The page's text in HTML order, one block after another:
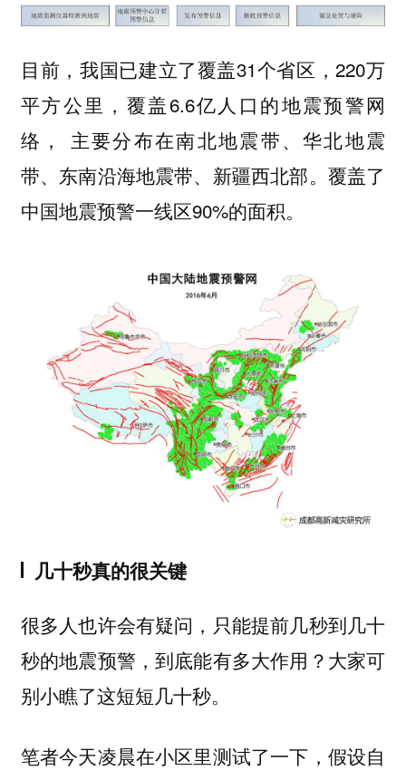
目前，我国已建立了覆盖31个省区，220万
平方公里，覆盖6.6亿人口的地震预警网
络， 主要分布在南北地震带、华北地震
带、东南沿海地震带、新疆西北部。覆盖了
中国地震预警一线区90%的面积。
几十秒真的很关键
很多人也许会有疑问，只能提前几秒到几十
秒的地震预警，到底能有多大作用？大家可
别小瞧了这短短几十秒。
笔者今天凌晨在小区里测试了一下，假设自